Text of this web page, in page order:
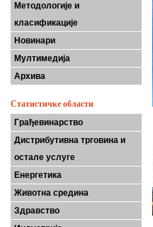
Методологије и
класификације
Новинари
Мултимедија
Архива
Статистичке области
Грађевинарство
Дистрибутивна трговина и
остале услуге
Енергетика
Животна средина
Здравство